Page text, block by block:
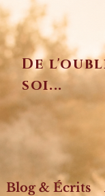
De
soi...
Blog & Écrits